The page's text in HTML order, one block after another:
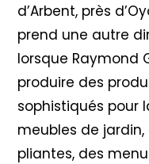
d’Arbent, près
prend une autre
lorsque Raymond
produire des
sophistiqués pour
meubles de
pliantes, des